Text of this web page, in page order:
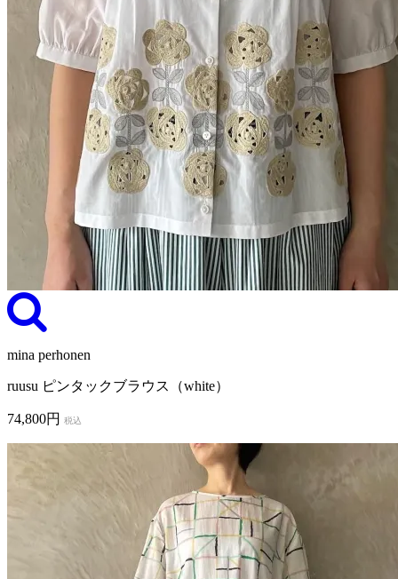
mina perhonen
ruusu ピンタックブラウス（white）
74,800円 税込